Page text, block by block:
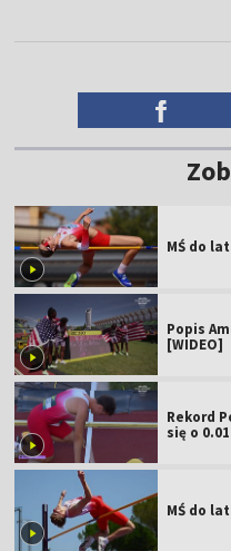
MŚ do
Popis
[WIDEO]
Rekord
się o
MŚ do